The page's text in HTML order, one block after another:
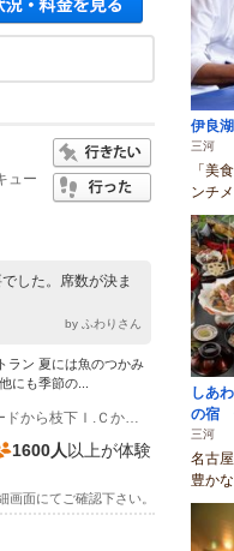
ュー
した。席数が決ま
by ふわりさん
ラン 夏には魚のつかみ
にも季節の...
(1)東海環状自動車道豊田勘八から車で約50分、猿投グリーンロードから枝下Ｉ.Ｃから車で約45分 ※要プラン画像のＭＡＰ参照
1600人 以上が体験
面にてご確認下さい。
伊良
三河
「美
ンチ
しあ
の宿
三河
名古
豊か